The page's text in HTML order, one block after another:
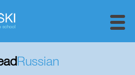
Russian